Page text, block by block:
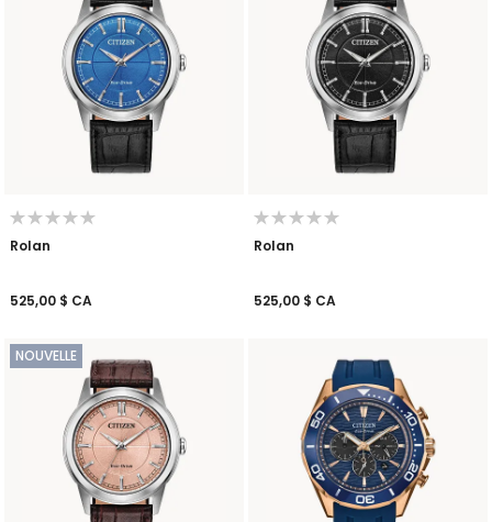
Rolan
525,00 $ CA
Rolan
525,00 $ CA
NOUVELLE